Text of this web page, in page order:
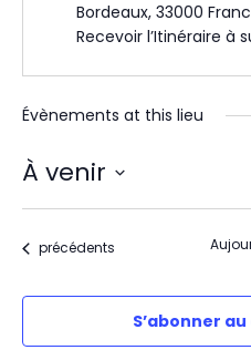
Bordeaux, 33000
Recevoir l’Itinéraire à
Évènements at this lieu
À venir
une
Évènements
précédents
S’abonner